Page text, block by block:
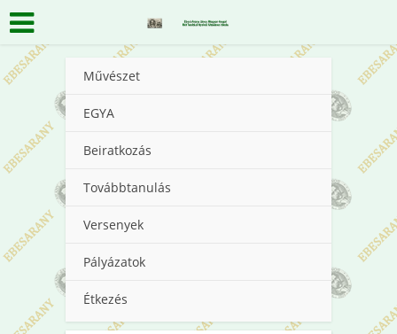
Művészet
EGYA
Beiratkozás
Továbbtanulás
Versenyek
Pályázatok
Étkezés